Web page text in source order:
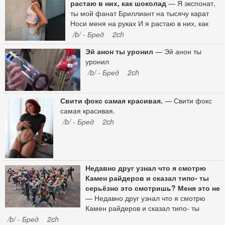
всех европейских странах,
потому что Европейское
агентство по безопасности
продуктов питания выявило
высокие риски для здоровья
людей, а также доказало
воздействие вещества на птиц,
экосистему. В России препараты
на базе диквата разрешены, но
их относят ко 2‑му и 3‑му классу
химической опасности.
ботвы, чтобы легче было
собирать картошку, или, как в
данном случае, кормовой рапс.
И вот этим дикватом залило
огороды, дома и самих жителей
Ворсмы: жители домов рядом с
растаю в них, как шоколад — Я экспонат,
ты мой фанат Бриллиант на тысячу карат
Носи меня на руках И я растаю в них, как
шоколад
/b/ - Бред
2ch
Эй анон ты уронил — Эй анон ты
уронил
/b/ - Бред
2ch
Свити фокс самая красивая. — Свити фокс
самая красивая.
/b/ - Бред
2ch
Недавно друг узнал что я смотрю
Камен райдеров и сказал типо- ты
серьёзно это смотришь? Меня это не
— Недавно друг узнал что я смотрю
Камен райдеров и сказал типо- ты
/b/ - Бред
2ch